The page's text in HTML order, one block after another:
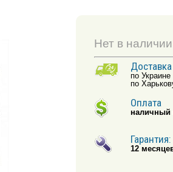
Нет в наличии
Доставка
по Украине
по
Оплата
наличный
Гарантия:
12